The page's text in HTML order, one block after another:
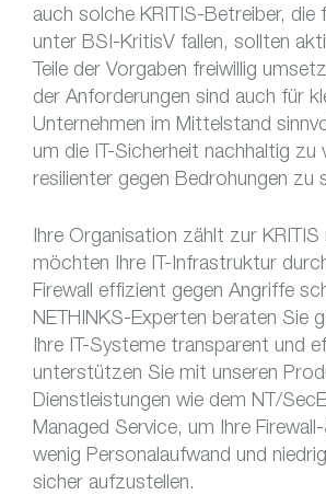
auch solche KRITIS-Betreiber, die
unter BSI-KritisV fallen, sollten
Teile der Vorgaben freiwillig
der Anforderungen sind auch für
Unternehmen im Mittelstand
um die IT-Sicherheit nachhaltig zu
resilienter gegen Bedrohungen zu
Ihre Organisation zählt zur KRITIS
möchten Ihre IT-Infrastruktur
Firewall effizient gegen Angriffe
NETHINKS-Experten beraten Sie
Ihre IT-Systeme transparent und
unterstützen Sie mit unseren
Dienstleistungen wie dem NT/
Managed Service, um Ihre
wenig Personalaufwand und
sicher aufzustellen.